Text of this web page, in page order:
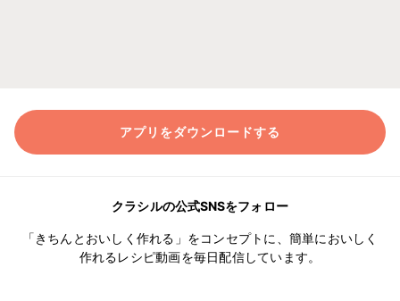
アプリをダウンロードする
クラシルの公式SNSをフォロー
「きちんとおいしく作れる」をコンセプトに、簡単においしく
作れるレシピ動画を毎日配信しています。